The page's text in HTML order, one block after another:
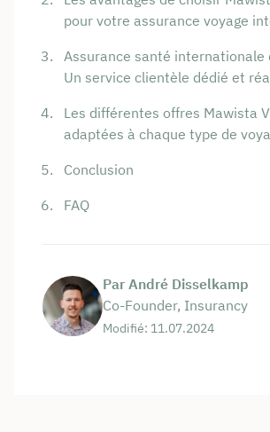
pour votre assurance voyage
Assurance santé internationale
Un service clientèle dédié et
Les différentes offres Mawista
adaptées à chaque type de
Conclusion
FAQ
Par André Disselkamp
Co-Founder, Insurancy
Modifié: 11.07.2024